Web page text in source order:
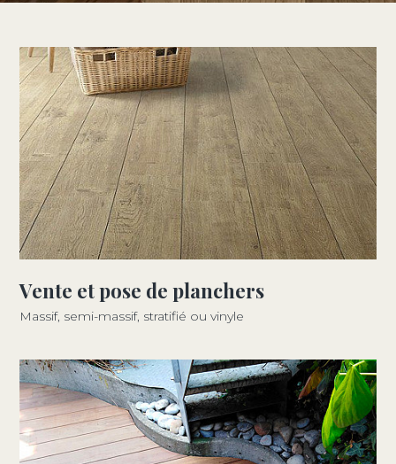
Vente et pose de planchers
Massif, semi-massif, stratifié ou vinyle